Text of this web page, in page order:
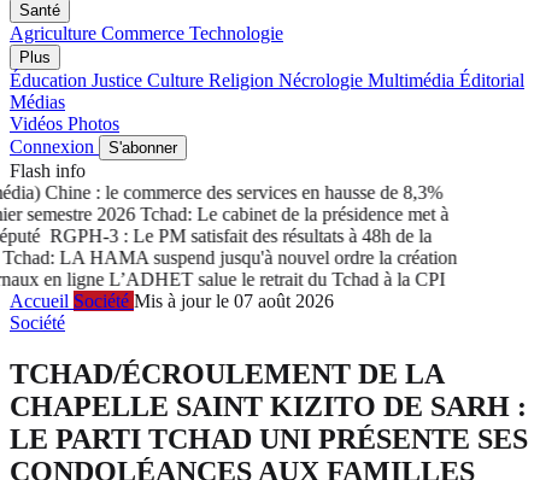
Santé
Agriculture Commerce Technologie
Plus
Éducation Justice Culture Religion Nécrologie Multimédia Éditorial
Médias
Vidéos Photos
Connexion
S'abonner
Flash info
Chine : le commerce des services en hausse de 8,3%
semestre 2026Tchad: Le cabinet de la présidence met à
RGPH-3 : Le PM satisfait des résultats à 48h de la
LA HAMA suspend jusqu'à nouvel ordre la création
en ligneL’ADHET salue le retrait du Tchad à la CPI
Accueil Société Mis à jour le 07 août 2026
Société
TCHAD/ÉCROULEMENT DE LA
CHAPELLE SAINT KIZITO DE SARH :
LE PARTI TCHAD UNI PRÉSENTE SES
CONDOLÉANCES AUX FAMILLES